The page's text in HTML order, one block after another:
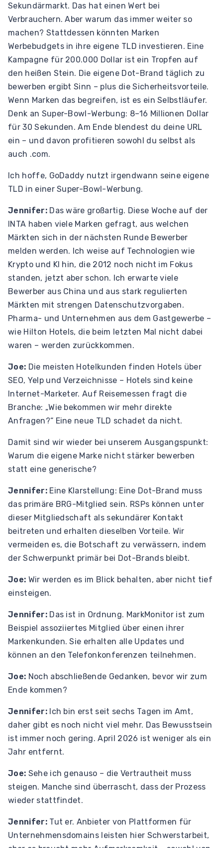
Sekundärmarkt. Das hat einen Wert bei
Verbrauchern. Aber warum das immer weiter so
machen? Stattdessen könnten Marken
Werbebudgets in ihre eigene TLD investieren. Eine
Kampagne für 200.000 Dollar ist ein Tropfen auf
den heißen Stein. Die eigene Dot-Brand täglich zu
bewerben ergibt Sinn – plus die Sicherheitsvorteile.
Wenn Marken das begreifen, ist es ein Selbstläufer.
Denk an Super-Bowl-Werbung: 8–16 Millionen Dollar
für 30 Sekunden. Am Ende blendest du deine URL
ein – und davon profitieren sowohl du selbst als
auch .com.
Ich hoffe, GoDaddy nutzt irgendwann seine eigene
TLD in einer Super-Bowl-Werbung.
Jennifer:Das wäre großartig. Diese Woche auf der
INTA haben viele Marken gefragt, aus welchen
Märkten sich in der nächsten Runde Bewerber
melden werden. Ich weise auf Technologien wie
Krypto und KI hin, die 2012 noch nicht im Fokus
standen, jetzt aber schon. Ich erwarte viele
Bewerber aus China und aus stark regulierten
Märkten mit strengen Datenschutzvorgaben.
Pharma- und Unternehmen aus dem Gastgewerbe –
wie Hilton Hotels, die beim letzten Mal nicht dabei
waren – werden zurückkommen.
Joe: Die meisten Hotelkunden finden Hotels über
SEO, Yelp und Verzeichnisse – Hotels sind keine
Internet-Marketer. Auf Reisemessen fragt die
Branche: „Wie bekommen wir mehr direkte
Anfragen?“ Eine neue TLD schadet da nicht.
Damit sind wir wieder bei unserem Ausgangspunkt:
Warum die eigene Marke nicht stärker bewerben
statt eine generische?
Jennifer:Eine Klarstellung: Eine Dot-Brand muss
das primäre BRG-Mitglied sein. RSPs können unter
dieser Mitgliedschaft als sekundärer Kontakt
beitreten und erhalten dieselben Vorteile. Wir
vermeiden es, die Botschaft zu verwässern, indem
der Schwerpunkt primär bei Dot-Brands bleibt.
Joe: Wir werden es im Blick behalten, aber nicht tief
einsteigen.
Jennifer:Das ist in Ordnung. MarkMonitor ist zum
Beispiel assoziiertes Mitglied über einen ihrer
Markenkunden. Sie erhalten alle Updates und
können an den Telefonkonferenzen teilnehmen.
Joe: Noch abschließende Gedanken, bevor wir zum
Ende kommen?
Jennifer:Ich bin erst seit sechs Tagen im Amt,
daher gibt es noch nicht viel mehr. Das Bewusstsein
ist immer noch gering. April 2026 ist weniger als ein
Jahr entfernt.
Joe: Sehe ich genauso – die Vertrautheit muss
steigen. Manche sind überrascht, dass der Prozess
wieder stattfindet.
Jennifer:Tut er. Anbieter von Plattformen für
Unternehmensdomains leisten hier Schwerstarbeit,